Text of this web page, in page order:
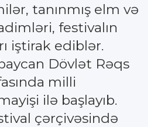
tanınmış elm və
festivalın
iştirak ediblər.
Dövlət Rəqs
milli
ilə başlayıb.
çərçivəsində